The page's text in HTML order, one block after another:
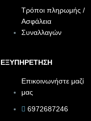
Τρόποι πληρωμής /
Ασφάλεια
Συναλλαγών
ΕΞΥΠΗΡΕΤΗΣΗ
Επικοινωνήστε μαζί
μας
6972687246